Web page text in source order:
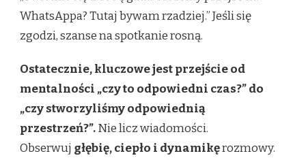
WhatsAppa? Tutaj bywam rzadziej.” Jeśli się
zgodzi, szanse na spotkanie rosną.
Ostatecznie, kluczowe jest przejście od
mentalności „czy to odpowiedni czas?” do
„czy stworzyliśmy odpowiednią
przestrzeń?”.Nie licz wiadomości.
Obserwuj głębię, ciepło i dynamikęrozmowy.